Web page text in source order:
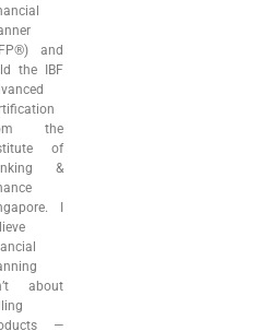
and
the IBF
the
of
&
I
about
—